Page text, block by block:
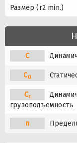
Размер (r2 min.)
C
C0
Cr
грузоподъемность
n